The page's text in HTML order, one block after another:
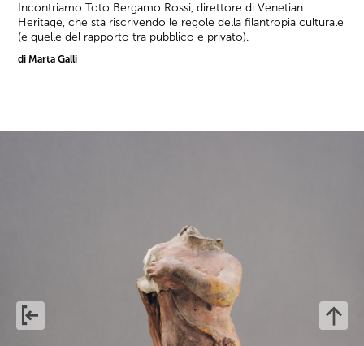
Incontriamo Toto Bergamo Rossi, direttore di Venetian
Heritage, che sta riscrivendo le regole della filantropia culturale
(e quelle del rapporto tra pubblico e privato).
di Marta Galli